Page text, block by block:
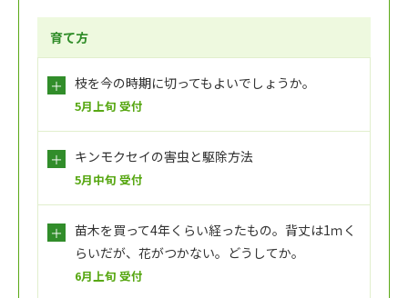
育て方
枝を今の時期に切ってもよいでしょうか。
5月上旬 受付
キンモクセイの害虫と駆除方法
5月中旬 受付
苗木を買って4年くらい経ったもの。背丈は1ｍく
らいだが、花がつかない。どうしてか。
6月上旬 受付